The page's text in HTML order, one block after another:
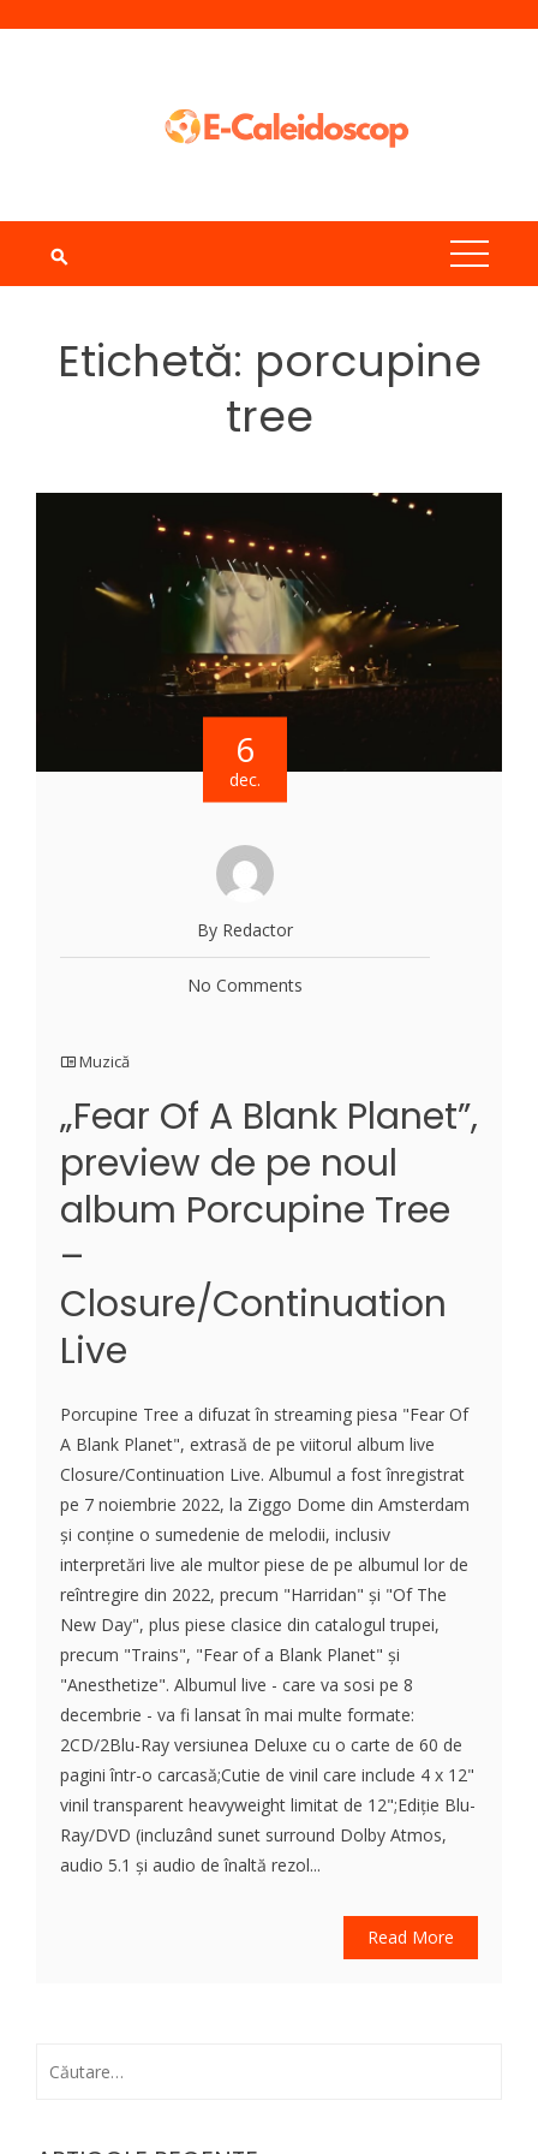
Etichetă: porcupine
tree
6
dec.
By Redactor
No Comments
Muzică
„Fear Of A Blank Planet”,
preview de pe noul
album Porcupine Tree
–
Closure/Continuation
Live
Porcupine Tree a difuzat în streaming piesa "Fear Of
A Blank Planet", extrasă de pe viitorul album live
Closure/Continuation Live. Albumul a fost înregistrat
pe 7 noiembrie 2022, la Ziggo Dome din Amsterdam
și conține o sumedenie de melodii, inclusiv
interpretări live ale multor piese de pe albumul lor de
reîntregire din 2022, precum "Harridan" și "Of The
New Day", plus piese clasice din catalogul trupei,
precum "Trains", "Fear of a Blank Planet" și
"Anesthetize". Albumul live - care va sosi pe 8
decembrie - va fi lansat în mai multe formate:
2CD/2Blu-Ray versiunea Deluxe cu o carte de 60 de
pagini într-o carcasă;Cutie de vinil care include 4 x 12"
vinil transparent heavyweight limitat de 12";Ediție Blu-
Ray/DVD (incluzând sunet surround Dolby Atmos,
audio 5.1 și audio de înaltă rezol...
Read More